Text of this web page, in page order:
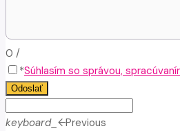
0 /
*Súhlasím so správou,
Odoslať
keyboard_arrow_leftPrevious